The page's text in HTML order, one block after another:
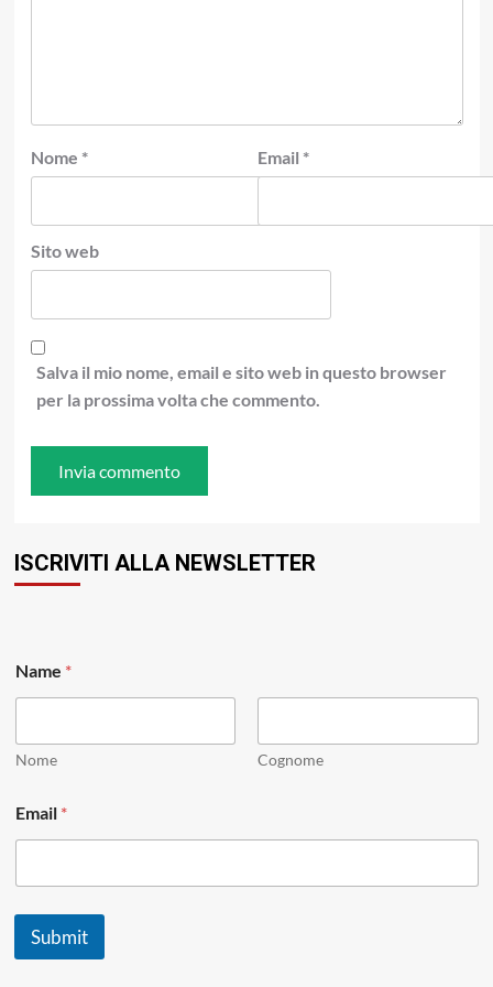
Nome * Email *
Sito web
Salva il mio nome, email e sito web in questo browser
per la prossima volta che commento.
ISCRIVITI ALLA NEWSLETTER
Name *
Nome Cognome
m
a
l
a
e
Email *
Submit